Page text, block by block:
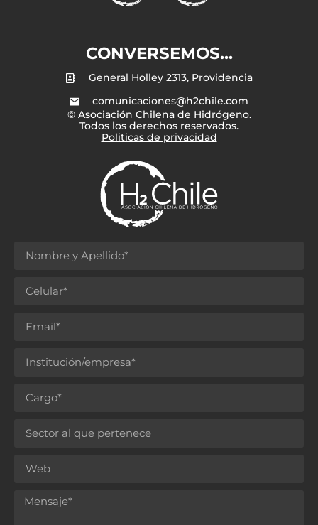
CONVERSEMOS...
General Holley 2313, Providencia
comunicaciones@h2chile.com
© Asociación Chilena de Hidrógeno.
Todos los derechos reservados.
Politicas de privacidad